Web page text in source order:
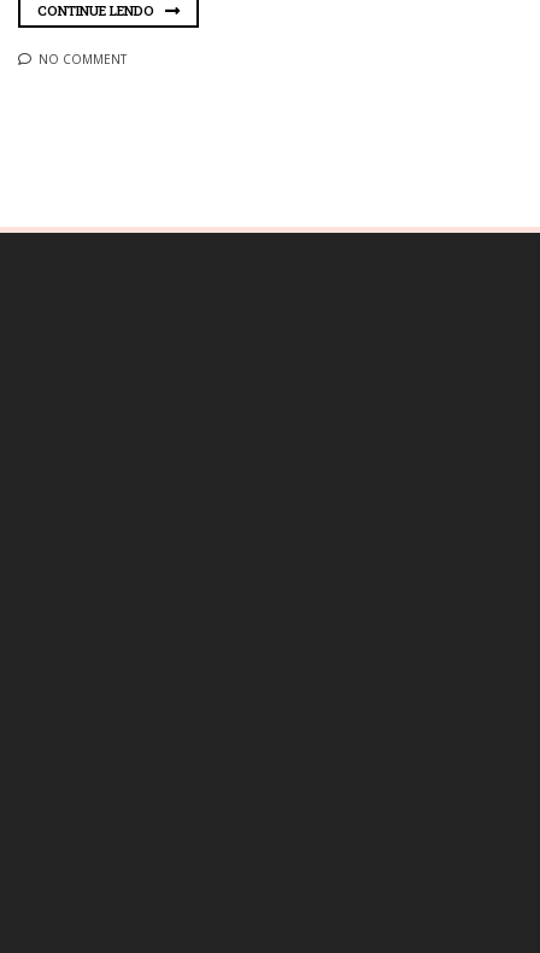
CONTINUE LENDO
NO COMMENT